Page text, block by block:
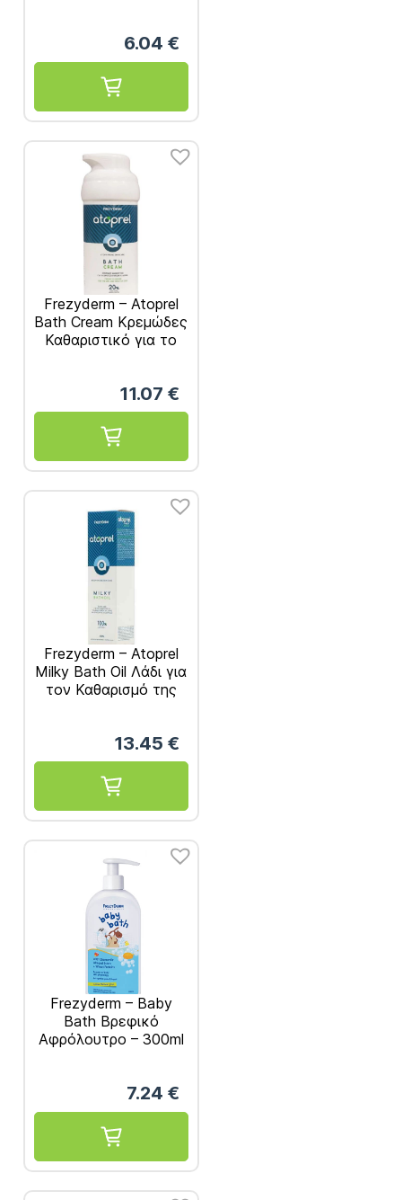
6.04 €
Frezyderm – Atoprel
Bath Cream Κρεμώδες
Καθαριστικό για το
11.07 €
Frezyderm – Atoprel
Milky Bath Oil Λάδι για
τον Καθαρισμό της
13.45 €
Frezyderm – Baby
Bath Βρεφικό
Αφρόλουτρο – 300ml
7.24 €